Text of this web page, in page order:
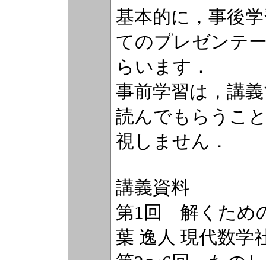
基本的に，事後
てのプレゼンテ
らいます．
事前学習は，講
読んでもらうこ
視しません．
講義資料
第1回 解くため
葉 逸人 現代数学